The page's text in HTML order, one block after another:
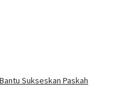
Sukseskan Paskah